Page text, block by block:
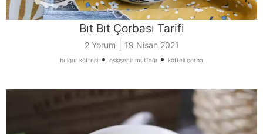
Bıt Bıt Çorbası Tarifi
2 Yorum 19 Nisan 2021
bulgur köftesi • eskişehir mutfağı • köfteli çorba